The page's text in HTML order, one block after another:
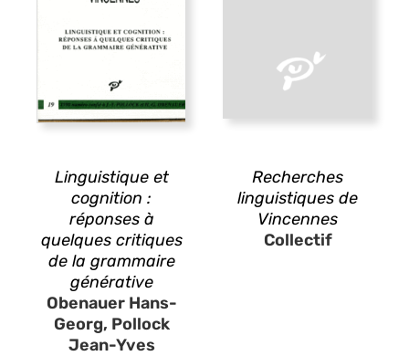
Linguistique et
cognition :
réponses à
quelques critiques
de la grammaire
générative
Obenauer Hans-
Georg, Pollock
Jean-Yves
Recherches
linguistiques de
Vincennes
Collectif